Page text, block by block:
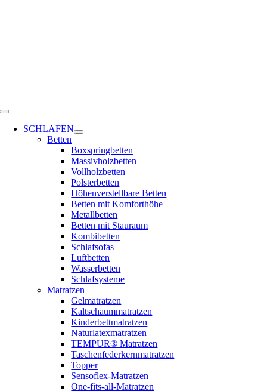
Toggle
NavigationSCHLAFEN
Betten
Boxspringbetten
Massivholzbetten
Vollholzbetten
Polsterbetten
Höhenverstellbare Betten
Betten mit Komforthöhe
Metallbetten
Betten mit Stauraum
Kombibetten
Schlafsofas
Luftbetten
Wasserbetten
Schlafsysteme
Matratzen
Gelmatratzen
Kaltschaummatratzen
Kinderbettmatratzen
Naturlatexmatratzen
TEMPUR® Matratzen
Taschenfederkernmatratzen
Topper
Sensoflex-Matratzen
One-fits-all-Matratzen